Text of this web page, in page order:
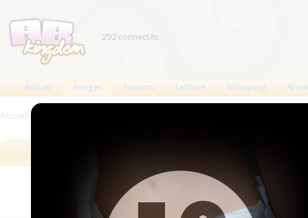
292 connectés
Accueil Images Forums Lecture Shopping
Accueil >